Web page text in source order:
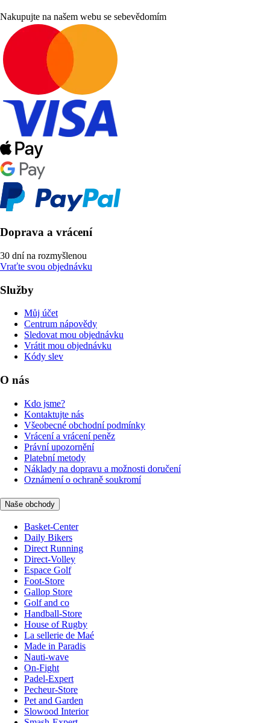
Nakupujte na našem webu se sebevědomím
Doprava a vrácení
30 dní na rozmyšlenou
Vraťte svou objednávku
Služby
Můj účet
Centrum nápovědy
Sledovat mou objednávku
Vrátit mou objednávku
Kódy slev
O nás
Kdo jsme?
Kontaktujte nás
Všeobecné obchodní podmínky
Vrácení a vrácení peněz
Právní upozornění
Platební metody
Náklady na dopravu a možnosti doručení
Oznámení o ochraně soukromí
Naše obchody
Basket-Center
Daily Bikers
Direct Running
Direct-Volley
Espace Golf
Foot-Store
Gallop Store
Golf and co
Handball-Store
House of Rugby
La sellerie de Maé
Made in Paradis
Nauti-wave
On-Fight
Padel-Expert
Pecheur-Store
Pet and Garden
Slowood Interior